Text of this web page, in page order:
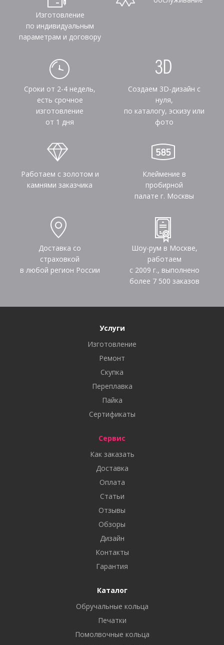
Изготовление
по индивидуальным
параметрам и договору
Сроки от 2-4 недель,
есть срочное
изготовление
от 1 дня
Создаем 3D-дизайн с
нуля,
по каталогу, эскизу или
фото
Работаем с золотом и
камнями заказчика
Клеймение в
пробирной
палате г. Москвы
Доставка со
страховкой
в любой регион России
Шоу-рум в Москве,
работаем
с 2009 г., выполнено
более 7 500 заказов
Услуги
Изготовление
Ремонт
Скупка
Переплавка
Пайка
Сертификаты
Сервис
Как заказать
Доставка
Оплата
Статьи
Отзывы
Обзоры
Дизайн
Контакты
Гарантия
Каталог
Обручальные кольца
Печатки
Помолвочные кольца